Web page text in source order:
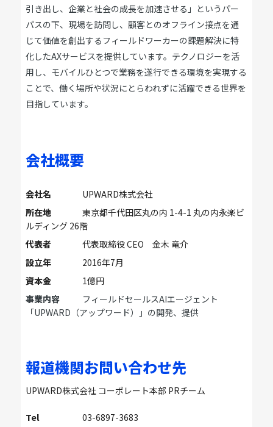
引き出し、企業と社会の成長を加速させる」というパー
パスの下、現場を訪問し、顧客とのオフライン接点を通
じて価値を創出するフィールドワーカーの課題解決に特
化したAXサービスを提供しています。テクノロジーを活
用し、モバイルひとつで業務を遂行できる環境を実現する
ことで、働く場所や状況にとらわれずに活躍できる世界を
目指しています。
会社概要
会社名
UPWARD株式会社
所在地
東京都千代田区丸の内 1-4-1 丸の内永楽ビ
ルディング 26階
代表者
代表取締役 CEO 金木 竜介
設立年
2016年7月
資本金
1億円
事業内容
フィールドセールスAIエージェント
「UPWARD（アップワード）」の開発、提供
報道機関お問い合わせ先
UPWARD株式会社 コーポレート本部 PRチーム
Tel
03-6897-3683